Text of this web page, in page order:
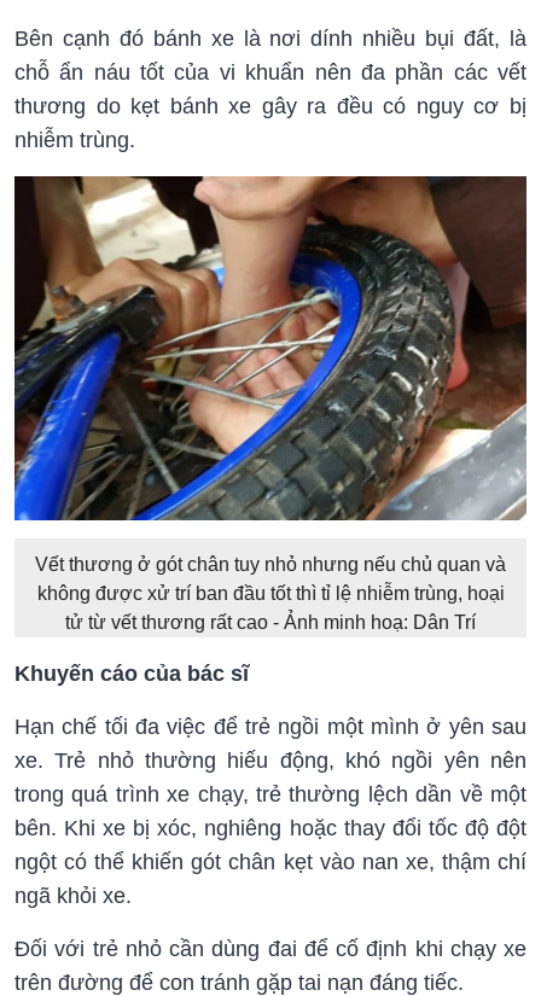
Bên cạnh đó bánh xe là nơi dính nhiều bụi đất, là
chỗ ẩn náu tốt của vi khuẩn nên đa phần các vết
thương do kẹt bánh xe gây ra đều có nguy cơ bị
nhiễm trùng.
Vết thương ở gót chân tuy nhỏ nhưng nếu chủ quan và
không được xử trí ban đầu tốt thì tỉ lệ nhiễm trùng, hoại
tử từ vết thương rất cao - Ảnh minh hoạ: Dân Trí
Khuyến cáo của bác sĩ
Hạn chế tối đa việc để trẻ ngồi một mình ở yên sau
xe. Trẻ nhỏ thường hiếu động, khó ngồi yên nên
trong quá trình xe chạy, trẻ thường lệch dần về một
bên. Khi xe bị xóc, nghiêng hoặc thay đổi tốc độ đột
ngột có thể khiến gót chân kẹt vào nan xe, thậm chí
ngã khỏi xe.
Đối với trẻ nhỏ cần dùng đai để cố định khi chạy xe
trên đường để con tránh gặp tai nạn đáng tiếc.